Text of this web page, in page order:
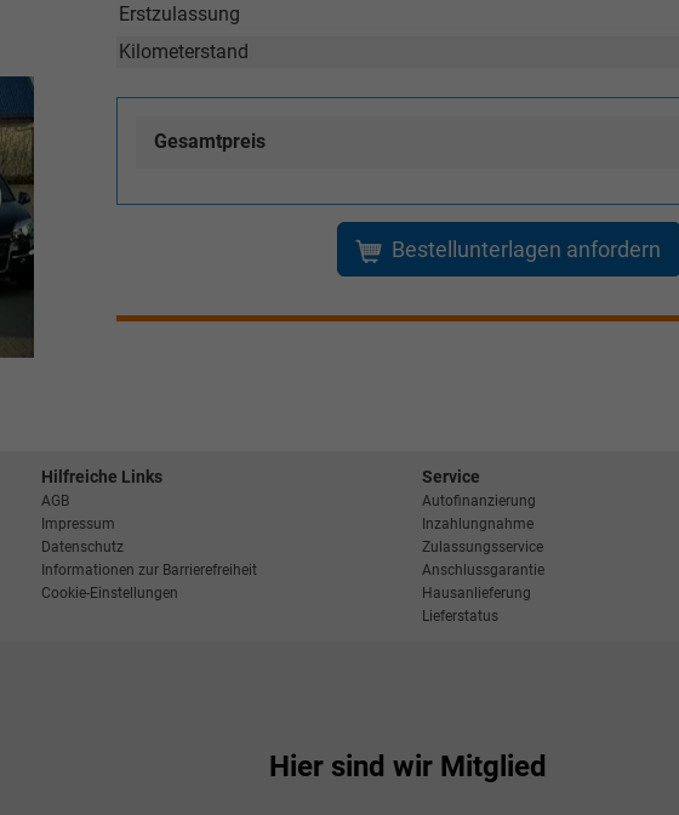
Erstzulassung
Kilometerstand
Gesamtpreis
Bestellunterlagen anfordern
Hilfreiche Links
AGB
Impressum
Datenschutz
Informationen zur Barrierefreiheit
Cookie-Einstellungen
Service
Autofinanzierung
Inzahlungnahme
Zulassungsservice
Anschlussgarantie
Hausanlieferung
Lieferstatus
Hier sind wir Mitglied